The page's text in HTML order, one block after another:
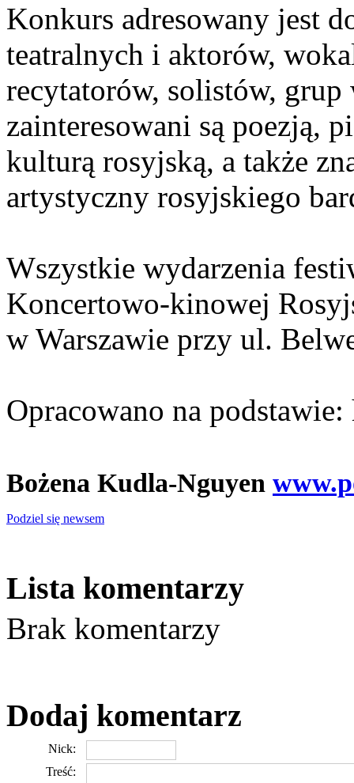
Konkurs adresowany jest
teatralnych i aktorów,
recytatorów, solistów,
zainteresowani są poezją,
kulturą rosyjską, a także
artystyczny rosyjskiego
Wszystkie wydarzenia
Koncertowo-kinowej
w Warszawie przy ul.
Opracowano na
Bożena Kudla-Nguyen
Podziel się newsem
Lista komentarzy
Brak komentarzy
Dodaj komentarz
Nick:
Treść: